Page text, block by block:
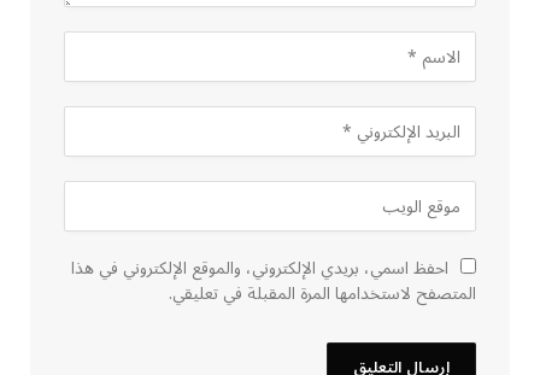
احفظ اسمي، بريدي الإلكتروني، والموقع الإلكتروني في هذا
المتصفح لاستخدامها المرة المقبلة في تعليقي.